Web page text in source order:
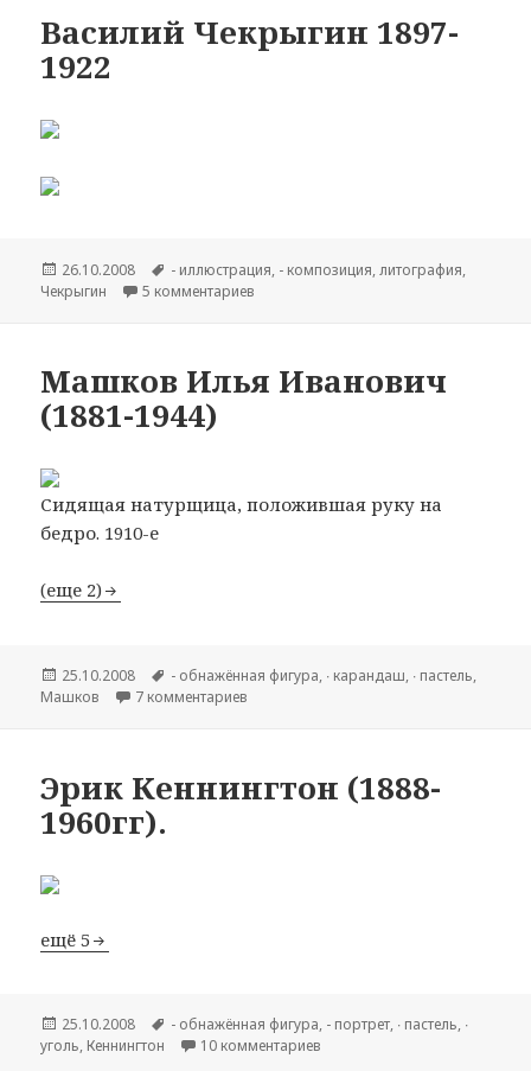
Василий Чекрыгин 1897-
1922
Опубликовано
26.10.2008 Метки
- иллюстрация, - композиция,литография,
Чекрыгин
5 комментариев
Машков Илья Иванович
(1881-1944)
Сидящая натурщица, положившая руку на
бедро. 1910-е
(еще 2)
Опубликовано
25.10.2008 Метки
- обнажённая фигура, ∙ карандаш, ∙ пастель,
Машков
7 комментариев
Эрик Кеннингтон (1888-
1960гг).
ещё 5
Опубликовано
25.10.2008 Метки
- обнажённая фигура, - портрет, ∙ пастель, ∙
уголь, Кеннингтон 10 комментариев